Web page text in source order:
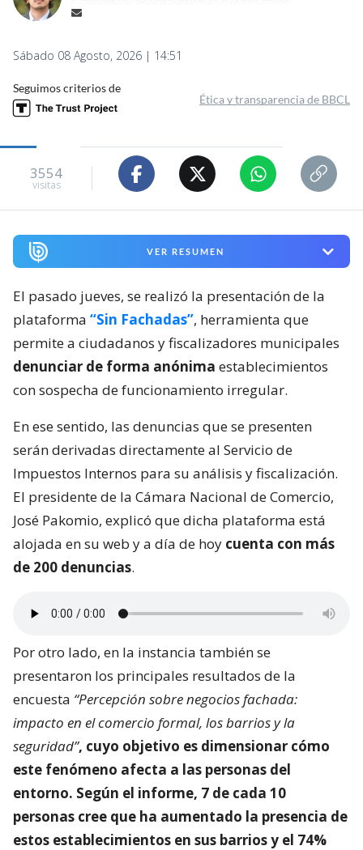
Sábado 08 Agosto, 2026 | 14:51
Seguimos criterios de
Ética y transparencia de BBCL
3554
visitas
VER RESUMEN
El pasado jueves, se realizó la presentación de la
plataforma “Sin Fachadas”, herramienta que
permite a ciudadanos y fiscalizadores municipales
denunciar de forma anónima establecimientos
con sospecha de funcionamiento irregular.
En ese sentido, las denuncias que se presenten
serán derivadas directamente al Servicio de
Impuestos Internos para su análisis y fiscalización.
El presidente de la Cámara Nacional de Comercio,
José Pakomio, explicó que dicha plataforma está
alojada en su web y a día de hoy cuenta con más
de 200 denuncias.
Por otro lado, en la instancia también se
presentaron los principales resultados de la
encuesta “Percepción sobre negocios fachada:
impacto en el comercio formal, los barrios y la
seguridad”, cuyo objetivo es dimensionar cómo
este fenómeno afecta a las personas del
entorno. Según el informe, 7 de cada 10
personas cree que ha aumentado la presencia de
estos establecimientos en sus barrios y el 74%